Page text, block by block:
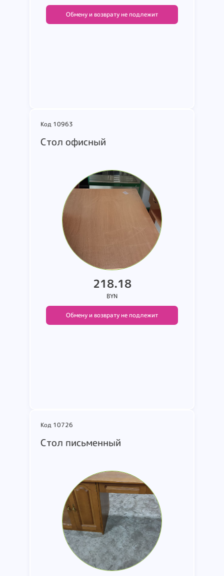
Обмену и возврату не подлежит
Код 10963
Стол офисный
218.18
BYN
Обмену и возврату не подлежит
Код 10726
Стол письменный